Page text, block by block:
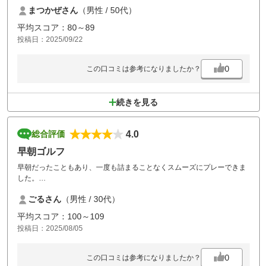
まつかぜさん （男性 / 50代）
平均スコア：80～89
投稿日：2025/09/22
この口コミは参考になりましたか？ 0
続きを見る
総合評価
4.0
早朝ゴルフ
早朝だったこともあり、一度も詰まることなくスムーズにプレーできま
した。
ごるさん （男性 / 30代）
平均スコア：100～109
投稿日：2025/08/05
この口コミは参考になりましたか？ 0